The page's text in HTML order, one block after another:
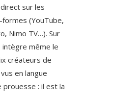
sur les
(YouTube,
Nimo TV…). Sur
intègre même le
créateurs de
en langue
prouesse : il est la